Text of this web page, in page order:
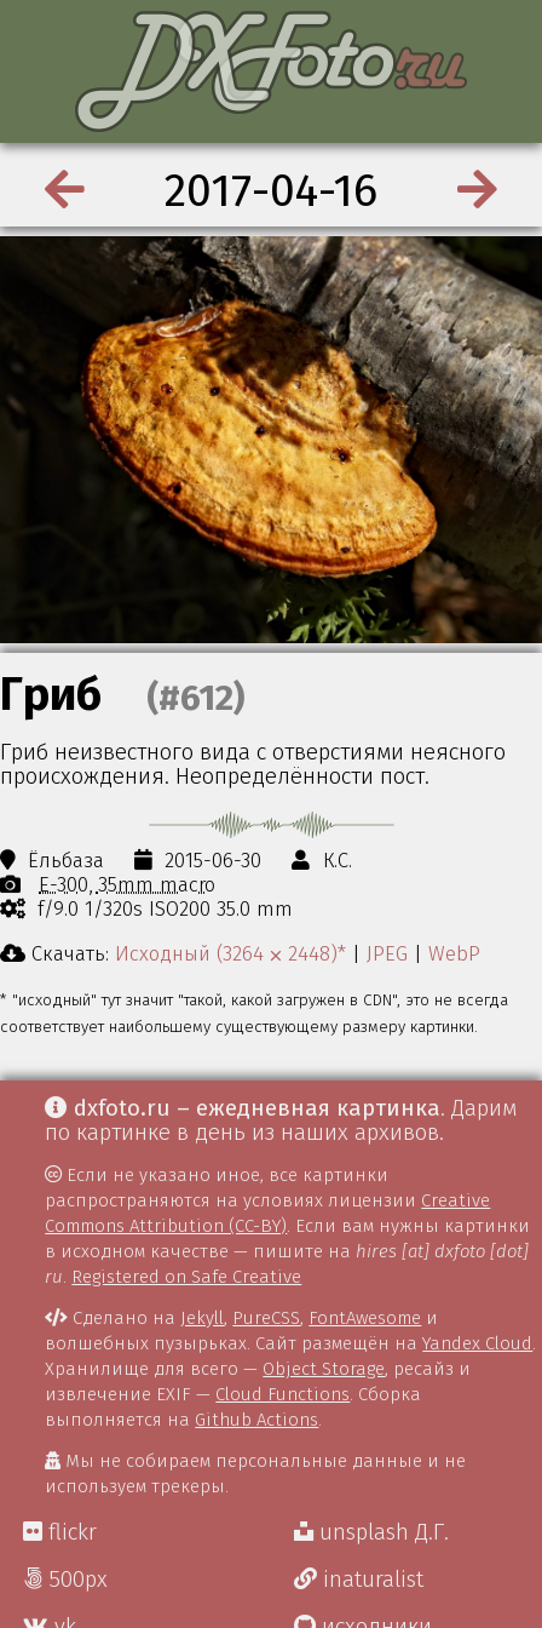
2017-04-16
Гриб (#612)
Гриб неизвестного вида с отверстиями неясного
происхождения. Неопределённости пост.
Ёльбаза 2015-06-30
К.С.
E-300 35mm macro
f/9.0 1/320s ISO200 35.0 mm
Скачать: Исходный (3264 ⨉ 2448)* | JPEG | WebP
* "исходный" тут значит "такой, какой загружен в CDN", это не всегда
соответствует наибольшему существующему размеру картинки.
dxfoto.ru – ежедневная картинка. Дарим
по картинке в день из наших архивов.
Если не указано иное, все картинки
распространяются на условиях лицензии Creative
Commons Attribution (CC-BY) . Если вам нужны картинки
в исходном качестве — пишите на hires [at] dxfoto [dot]
ru Registered on Safe Creative
Сделано на Jekyll, PureCSS, FontAwesome и
волшебных пузырьках. Сайт размещён наYandex Cloud
Хранилище для всего — Object Storage, ресайз и
извлечение EXIF — Cloud Functions . Сборка
выполняется на Github Actions
Мы не собираем персональные данные и не
используем трекеры.
flickr
500px
unsplash Д.Г.
inaturalist